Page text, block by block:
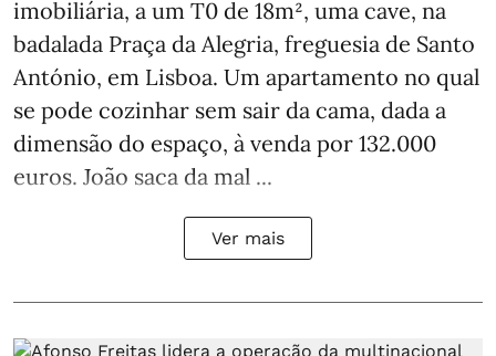
imobiliária, a um T0 de 18m², uma cave, na
badalada Praça da Alegria, freguesia de Santo
António, em Lisboa. Um apartamento no qual
se pode cozinhar sem sair da cama, dada a
dimensão do espaço, à venda por 132.000
euros. João saca da mal ...
Ver mais